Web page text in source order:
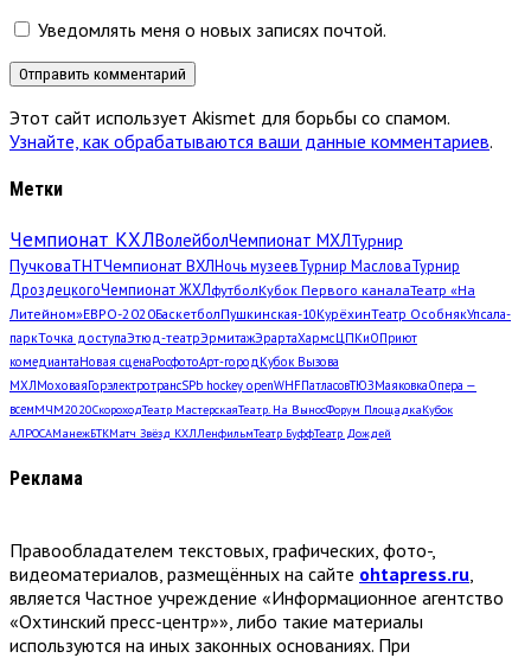
Уведомлять меня о новых записях почтой.
Этот сайт использует Akismet для борьбы со спамом.
Узнайте, как обрабатываются ваши данные комментариев.
Метки
Чемпионат КХЛВолейболЧемпионат МХЛТурнир
ПучковаТНТЧемпионат ВХЛНочь музеевТурнир МасловаТурнир
ДроздецкогоЧемпионат ЖХЛфутболКубок Первого каналаТеатр «На
Литейном»ЕВРО-2020БаскетболПушкинская-10КурёхинТеатр ОсобнякУпсала-
паркТочка доступаЭтюд-театрЭрмитажЭрартаХармсЦПКиОПриют
комедиантаНовая сценаРосфотоАрт-город Кубок Вызова
МХЛМоховаяГорэлектротрансSPb hockey openWHFПатласовТЮЗМаяковкаОпера —
всемМЧМ2020СкороходТеатр МастерскаяТеатр. На ВыносФорум ПлощадкаКубок
АЛРОСАМанежБТКМатч Звёзд КХЛЛенфильмТеатр БуффТеатр Дождей
Реклама
Правообладателем текстовых, графических, фото-,
видеоматериалов, размещённых на сайте ohtapress.ru,
является Частное учреждение «Информационное агентство
«Охтинский пресс-центр»», либо такие материалы
используются на иных законных основаниях. При